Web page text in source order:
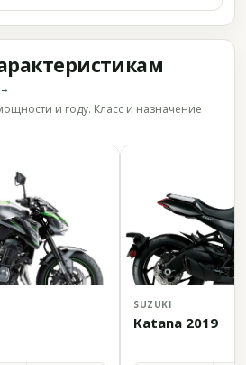
и году. Класс и назначение
SUZUKI
Katana 2019